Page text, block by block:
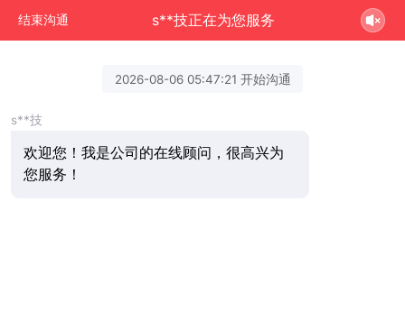
结束沟通 s**技正在为您服务
2026-08-06 05:47:21 开始沟通
s**技
欢迎您！我是公司的在线顾问，很高兴为
您服务！